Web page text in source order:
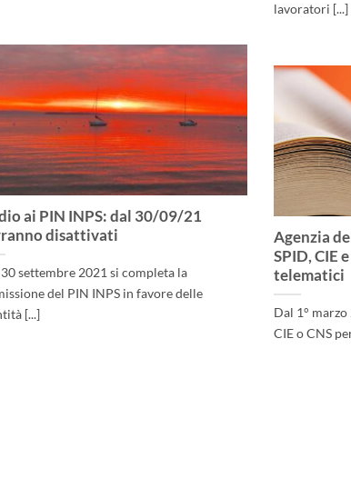
lavoratori [...]
ai PIN INPS: dal 30/09/21
disattivati
settembre 2021 si completa la
del PIN INPS in favore delle
[...]
Agenzia
SPID, CIE
telematici
Dal 1°
CIE o CNS